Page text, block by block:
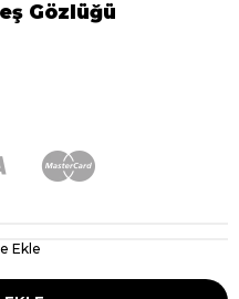
Gözlüğü
Ekle